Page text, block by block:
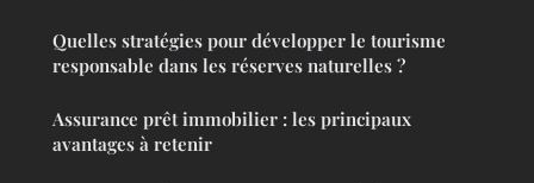
Quelles stratégies pour développer le tourisme
responsable dans les réserves naturelles ?
Assurance prêt immobilier : les principaux
avantages à retenir